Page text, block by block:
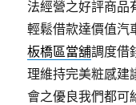
法經營之好評商品
輕鬆借款達價值汽
板橋區當舖調度借
理維持完美粧感建
會之優良我們都可